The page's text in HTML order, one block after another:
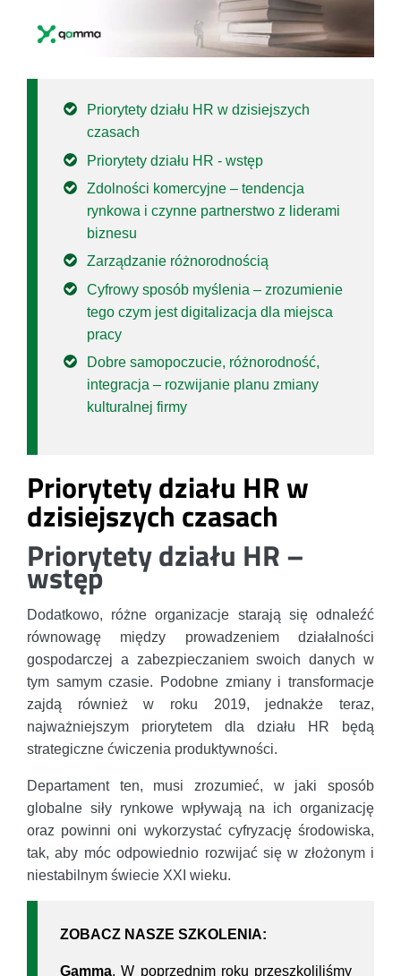
Priorytety działu HR w dzisiejszych
czasach
Priorytety działu HR - wstęp
Zdolności komercyjne – tendencja
rynkowa i czynne partnerstwo z liderami
biznesu
Zarządzanie różnorodnością
Cyfrowy sposób myślenia – zrozumienie
tego czym jest digitalizacja dla miejsca
pracy
Dobre samopoczucie, różnorodność,
integracja – rozwijanie planu zmiany
kulturalnej firmy
Priorytety działu HR w
dzisiejszych czasach
Priorytety działu HR –
wstęp
Dodatkowo, różne organizacje starają się odnaleźć
równowagę między prowadzeniem działalności
gospodarczej a zabezpieczaniem swoich danych w
tym samym czasie. Podobne zmiany i transformacje
zajdą również w roku 2019, jednakże teraz,
najważniejszym priorytetem dla działu HR będą
strategiczne ćwiczenia produktywności.
Departament ten, musi zrozumieć, w jaki sposób
globalne siły rynkowe wpływają na ich organizację
oraz powinni oni wykorzystać cyfryzację środowiska,
tak, aby móc odpowiednio rozwijać się w złożonym i
niestabilnym świecie XXI wieku.
ZOBACZ NASZE SZKOLENIA:
Gamma. W poprzednim roku przeszkoliliśmy